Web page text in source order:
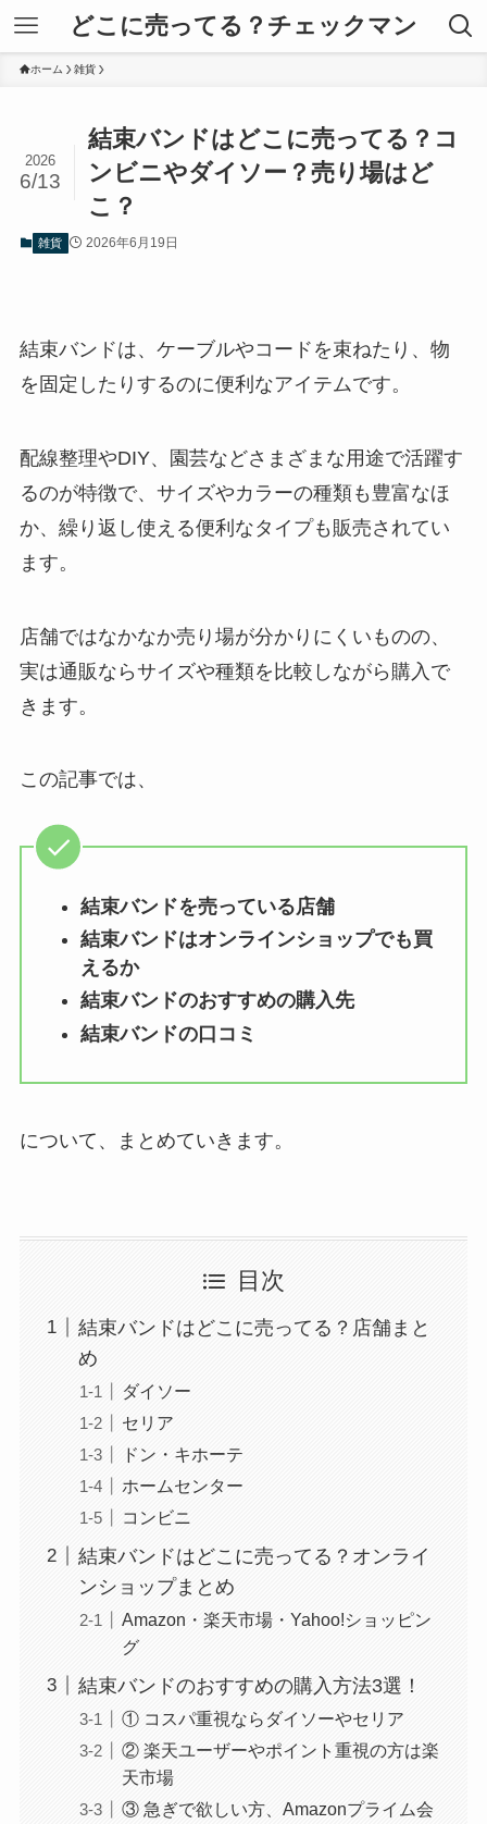
どこに売ってる？チェックマン
ホーム 雑貨
結束バンドはどこに売ってる？コ
ンビニやダイソー？売り場はど
こ？
2026
6/13
雑貨 2026年6月19日
結束バンドは、ケーブルやコードを束ねたり、物
を固定したりするのに便利なアイテムです。
配線整理やDIY、園芸などさまざまな用途で活躍す
るのが特徴で、サイズやカラーの種類も豊富なほ
か、繰り返し使える便利なタイプも販売されてい
ます。
店舗ではなかなか売り場が分かりにくいものの、
実は通販ならサイズや種類を比較しながら購入で
きます。
この記事では、
結束バンドを売っている店舗
結束バンドはオンラインショップでも買
えるか
結束バンドのおすすめの購入先
結束バンドの口コミ
について、まとめていきます。
目次
結束バンドはどこに売ってる？店舗まと
め
ダイソー
セリア
ドン・キホーテ
ホームセンター
コンビニ
結束バンドはどこに売ってる？オンライ
ンショップまとめ
Amazon・楽天市場・Yahoo!ショッピン
グ
結束バンドのおすすめの購入方法3選！
① コスパ重視ならダイソーやセリア
② 楽天ユーザーやポイント重視の方は楽
天市場
③ 急ぎで欲しい方、Amazonプライム会